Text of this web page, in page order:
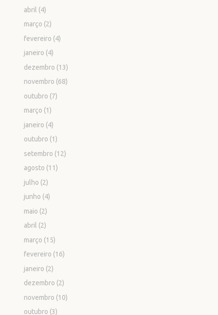
abril (4)
março (2)
fevereiro (4)
janeiro (4)
dezembro (13)
novembro (68)
outubro (7)
março (1)
janeiro (4)
outubro (1)
setembro (12)
agosto (11)
julho (2)
junho (4)
maio (2)
abril (2)
março (15)
fevereiro (16)
janeiro (2)
dezembro (2)
novembro (10)
outubro (3)